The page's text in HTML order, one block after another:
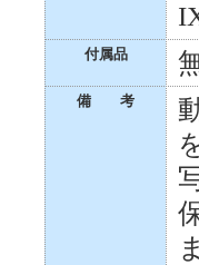
付属品
備 考